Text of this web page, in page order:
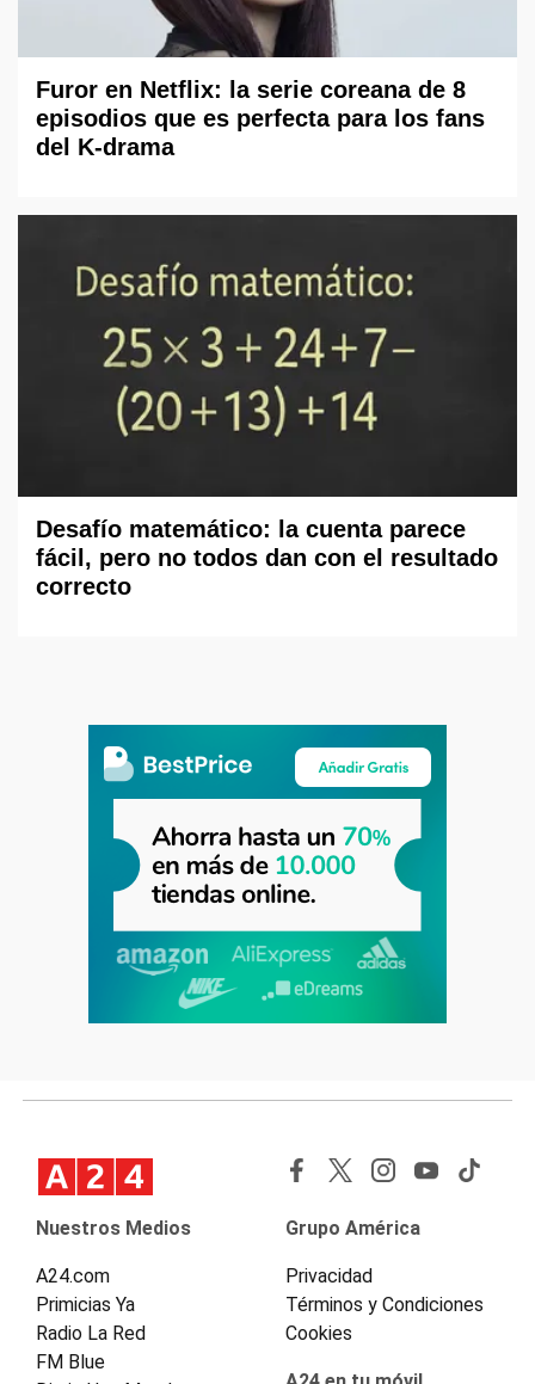
Furor en Netflix: la serie coreana de 8
episodios que es perfecta para los fans
del K-drama
Desafío matemático: la cuenta parece
fácil, pero no todos dan con el resultado
correcto
Nuestros Medios
A24.com
Primicias Ya
Radio La Red
FM Blue
Grupo América
Privacidad
Términos y Condiciones
Cookies